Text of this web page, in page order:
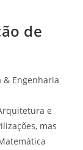
de
Engenharia
e
mas